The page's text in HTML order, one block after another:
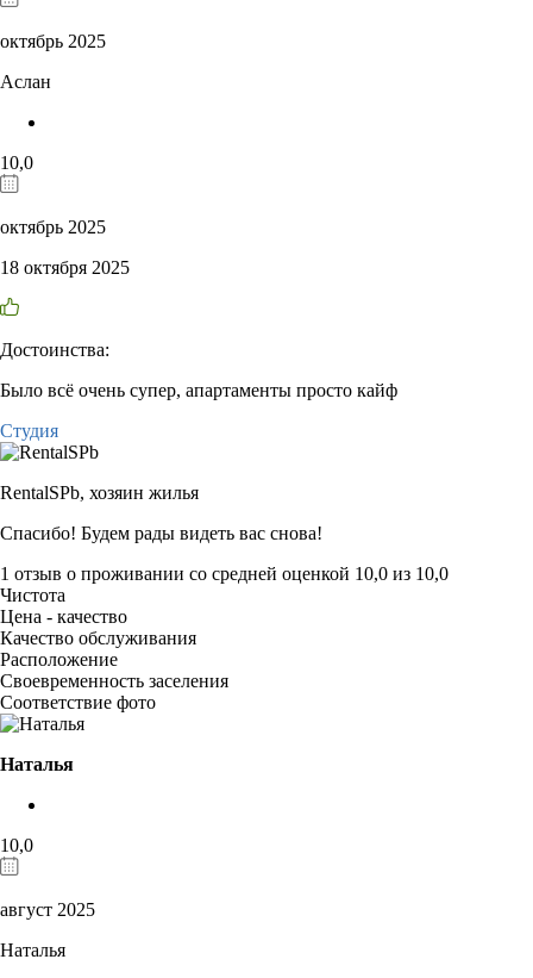
октябрь 2025
Аслан
10,0
октябрь 2025
18 октября 2025
Достоинства:
Было всё очень супер, апартаменты просто кайф
Студия
RentalSPb, хозяин жилья
Спасибо! Будем рады видеть вас снова!
1 отзыв о проживании со средней оценкой 10,0 из 10,0
Чистота
Цена - качество
Качество обслуживания
Расположение
Своевременность заселения
Соответствие фото
Наталья
10,0
август 2025
Наталья